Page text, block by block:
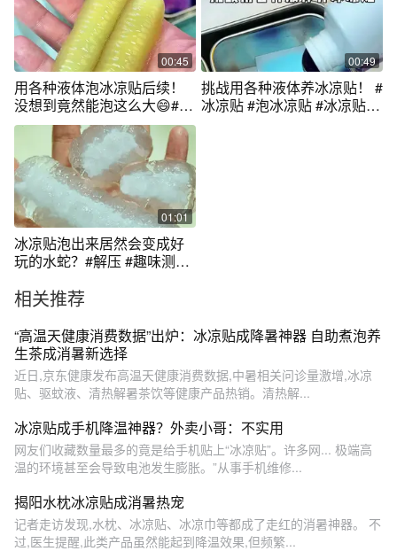
00:45
用各种液体泡冰凉贴后续！
没想到竟然能泡这么大😄#冰
凉贴 #冰凉贴泡水 #泡冰凉贴
#解压 #手工diy
00:49
挑战用各种液体养冰凉贴！ #
冰凉贴 #泡冰凉贴 #冰凉贴泡
01:01
冰凉贴泡出来居然会变成好
玩的水蛇？#解压 #趣味测试
相关推荐
“高温天健康消费数据”出炉：冰凉贴成降暑神器 自助煮泡养
生茶成消暑新选择
近日,京东健康发布高温天健康消费数据,中暑相关问诊量激增,冰凉
贴、驱蚊液、清热解暑茶饮等健康产品热销。清热解...
冰凉贴成手机降温神器？外卖小哥：不实用
网友们收藏数量最多的竟是给手机贴上“冰凉贴”。许多网... 极端高
温的环境甚至会导致电池发生膨胀。”从事手机维修...
揭阳水枕冰凉贴成消暑热宠
记者走访发现,水枕、冰凉贴、冰凉巾等都成了走红的消暑神器。 不
过,医生提醒,此类产品虽然能起到降温效果,但频繁...